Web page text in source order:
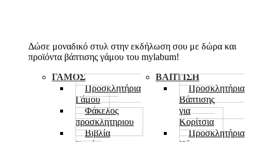
Δώσε μοναδικό στυλ στην εκδήλωση σου με δώρα και
προϊόντα βάπτισης γάμου του mylabum!
ΓΑΜΟΣ
Προσκλητήρια
Γάμου
Φάκελος
προσκλητηριου
Βιβλία
ΒΑΠΤΙΣΗ
Προσκλητήρια
Βάπτισης
για
Κορίτσια
Προσκλητήρια